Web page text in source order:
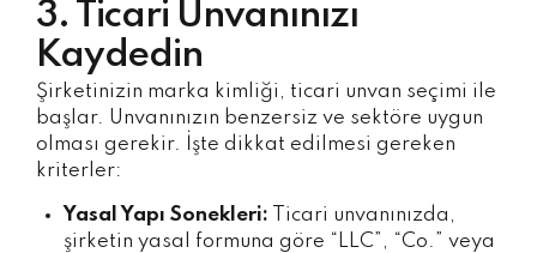
3. Ticari Unvanınızı
Kaydedin
Şirketinizin marka kimliği, ticari unvan seçimi ile
başlar. Unvanınızın benzersiz ve sektöre uygun
olması gerekir. İşte dikkat edilmesi gereken
kriterler:
Yasal Yapı Sonekleri: Ticari unvanınızda,
şirketin yasal formuna göre “LLC”, “Co.” veya